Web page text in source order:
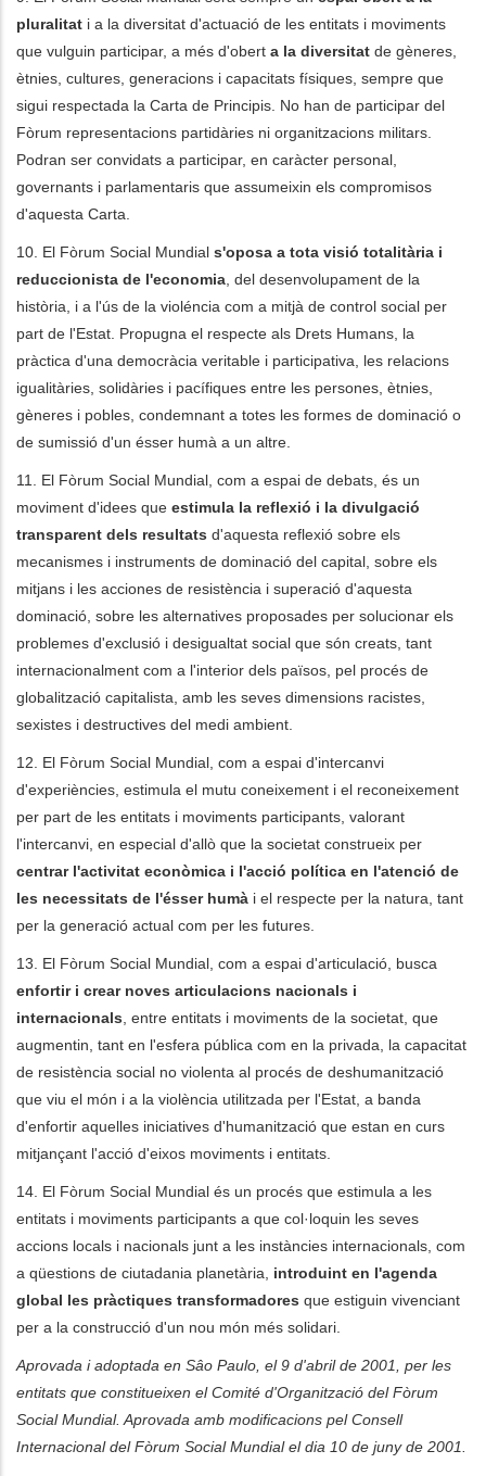
pluralitat i a la diversitat d'actuació de les entitats i moviments
que vulguin participar, a més d'obert a la diversitat de gèneres,
ètnies, cultures, generacions i capacitats físiques, sempre que
sigui respectada la Carta de Principis. No han de participar del
Fòrum representacions partidàries ni organitzacions militars.
Podran ser convidats a participar, en caràcter personal,
governants i parlamentaris que assumeixin els compromisos
d'aquesta Carta.
10. El Fòrum Social Mundial s'oposa a tota visió totalitària i
reduccionista de l'economia , del desenvolupament de la
història, i a l'ús de la violéncia com a mitjà de control social per
part de l'Estat. Propugna el respecte als Drets Humans, la
pràctica d'una democràcia veritable i participativa, les relacions
igualitàries, solidàries i pacífiques entre les persones, ètnies,
gèneres i pobles, condemnant a totes les formes de dominació o
de sumissió d'un ésser humà a un altre.
11. El Fòrum Social Mundial, com a espai de debats, és un
moviment d'idees que estimula la reflexió i la divulgació
transparent dels resultats d'aquesta reflexió sobre els
mecanismes i instruments de dominació del capital, sobre els
mitjans i les acciones de resistència i superació d'aquesta
dominació, sobre les alternatives proposades per solucionar els
problemes d'exclusió i desigualtat social que són creats, tant
internacionalment com a l'interior dels països, pel procés de
globalització capitalista, amb les seves dimensions racistes,
sexistes i destructives del medi ambient.
12. El Fòrum Social Mundial, com a espai d'intercanvi
d'experiències, estimula el mutu coneixement i el reconeixement
per part de les entitats i moviments participants, valorant
l'intercanvi, en especial d'allò que la societat construeix per
centrar l'activitat econòmica i l'acció política en l'atenció de
les necessitats de l'ésser humà i el respecte per la natura, tant
per la generació actual com per les futures.
13. El Fòrum Social Mundial, com a espai d'articulació, busca
enfortir i crear noves articulacions nacionals i
internacionals , entre entitats i moviments de la societat, que
augmentin, tant en l'esfera pública com en la privada, la capacitat
de resistència social no violenta al procés de deshumanització
que viu el món i a la violència utilitzada per l'Estat, a banda
d'enfortir aquelles iniciatives d'humanització que estan en curs
mitjançant l'acció d'eixos moviments i entitats.
14. El Fòrum Social Mundial és un procés que estimula a les
entitats i moviments participants a que col·loquin les seves
accions locals i nacionals junt a les instàncies internacionals, com
a qüestions de ciutadania planetària, introduint en l'agenda
global les pràctiques transformadores que estiguin vivenciant
per a la construcció d'un nou món més solidari.
Aprovada i adoptada en Sâo Paulo, el 9 d'abril de 2001, per les
entitats que constitueixen el Comité d'Organització del Fòrum
Social Mundial. Aprovada amb modificacions pel Consell
Internacional del Fòrum Social Mundial el dia 10 de juny de 2001.